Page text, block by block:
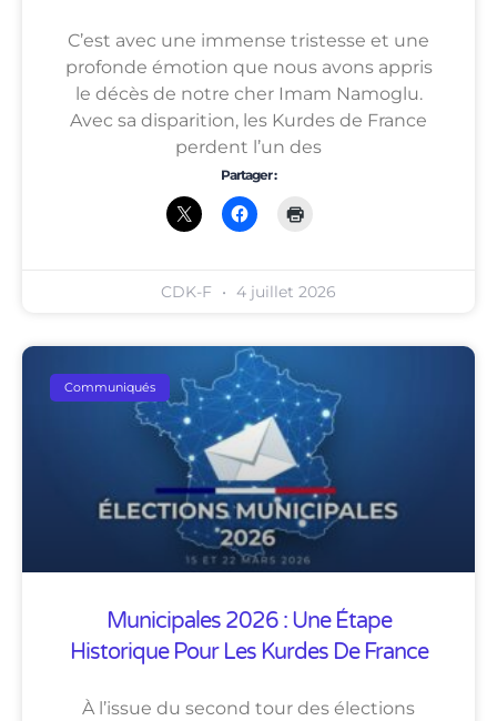
C’est avec une immense tristesse et une
profonde émotion que nous avons appris
le décès de notre cher Imam Namoglu.
Avec sa disparition, les Kurdes de France
perdent l’un des
Partager :
CDK-F 4 juillet 2026
Communiqués
Municipales 2026 : Une Étape
Historique Pour Les Kurdes De France
À l’issue du second tour des élections